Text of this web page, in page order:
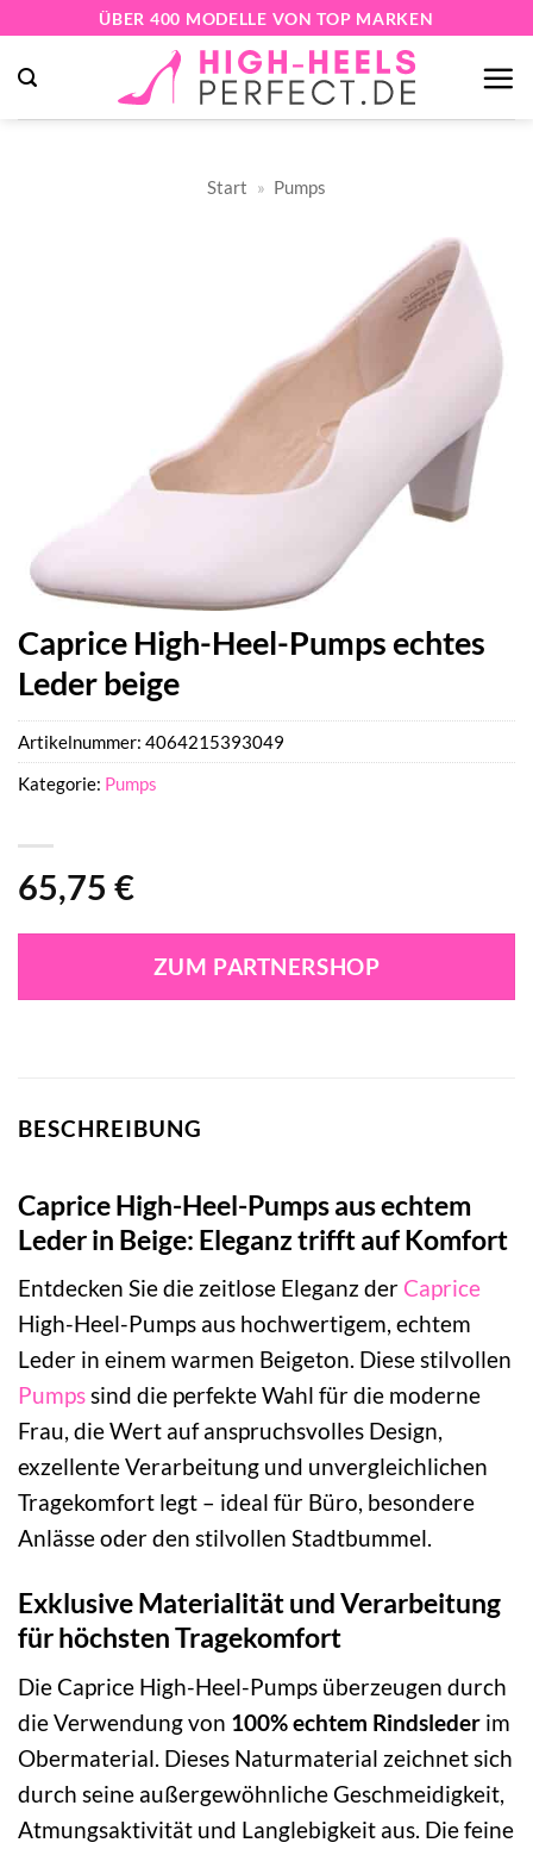
springen
ÜBER 400 MODELLE VON TOP MARKEN
Start » Pumps
Caprice High-Heel-Pumps echtes
Leder beige
65,75 €
ZUM PARTNERSHOP
Artikelnummer: 4064215393049
Kategorie: Pumps
BESCHREIBUNG
Caprice High-Heel-Pumps aus echtem
Leder in Beige: Eleganz trifft auf Komfort
Entdecken Sie die zeitlose Eleganz der Caprice
High-Heel-Pumps aus hochwertigem, echtem
Leder in einem warmen Beigeton. Diese stilvollen
Pumpssind die perfekte Wahl für die moderne
Frau, die Wert auf anspruchsvolles Design,
exzellente Verarbeitung und unvergleichlichen
Tragekomfort legt – ideal für Büro, besondere
Anlässe oder den stilvollen Stadtbummel.
Exklusive Materialität und Verarbeitung
für höchsten Tragekomfort
Die Caprice High-Heel-Pumps überzeugen durch
die Verwendung von 100% echtem Rindsleder im
Obermaterial. Dieses Naturmaterial zeichnet sich
durch seine außergewöhnliche Geschmeidigkeit,
Atmungsaktivität und Langlebigkeit aus. Die feine